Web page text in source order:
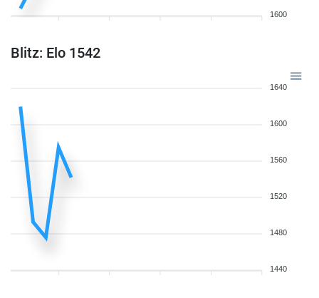
1600
Blitz: Elo 1542
1640
1600
1560
1520
1480
1440